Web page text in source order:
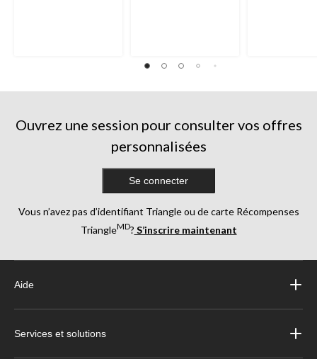
Ouvrez une session pour consulter vos offres
personnalisées
Se connecter
Vous n’avez pas d’identifiant Triangle ou de carte Récompenses
TriangleMD? S’inscrire maintenant
Aide
Services et solutions